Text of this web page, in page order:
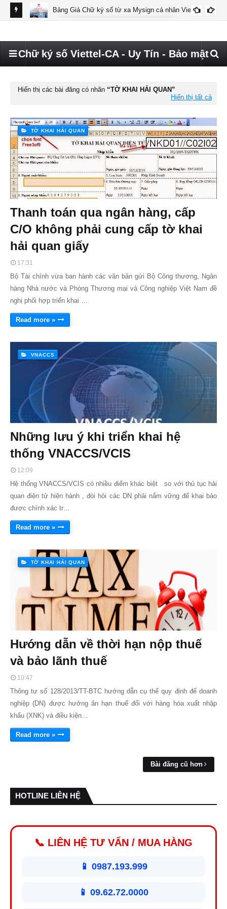
Bảng Giá Chữ ký số từ xa Mysign cá nhân Viettel
Chữ ký số Viettel-CA - Uy Tín - Bảo mật
Hiển thị các bài đăng có nhãn
TỜ KHAI HẢI QUAN
Hiển thị tất cả
TỜ KHAI HẢI QUAN
Thanh toán qua ngân hàng, cấp
C/O không phải cung cấp tờ khai
hải quan giấy
17:31
Bộ Tài chính vừa ban hành các văn bản gửi Bộ Công thương, Ngân
hàng Nhà nước và Phòng Thương mại và Công nghiệp Việt Nam đề
nghị phối hợp triển khai …
Read more »
VNACCS
Những lưu ý khi triển khai hệ
thống VNACCS/VCIS
12:09
Hệ thống VNACCS/VCIS có nhiều điểm khác biệt so với thủ tục hải
quan điện tử hiện hành , đòi hỏi các DN phải nắm vững để khai báo
được chính xác tr…
Read more »
TỜ KHAI HẢI QUAN
Hướng dẫn về thời hạn nộp thuế
và bảo lãnh thuế
10:47
Thông tư số 128/2013/TT-BTC hướng dẫn cụ thể quy định để doanh
nghiệp (DN) được hưởng ân hạn thuế đối với hàng hóa xuất nhập
khẩu (XNK) và điều kiện…
Read more »
Bài đăng cũ hơn
HOTLINE LIÊN HỆ
📞 LIÊN HỆ TƯ VẤN / MUA HÀNG
📱 0987.193.999
📱 09.62.72.0000